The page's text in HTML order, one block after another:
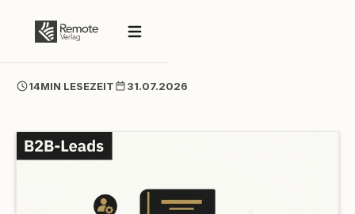
14MIN LESEZEIT 31.07.2026